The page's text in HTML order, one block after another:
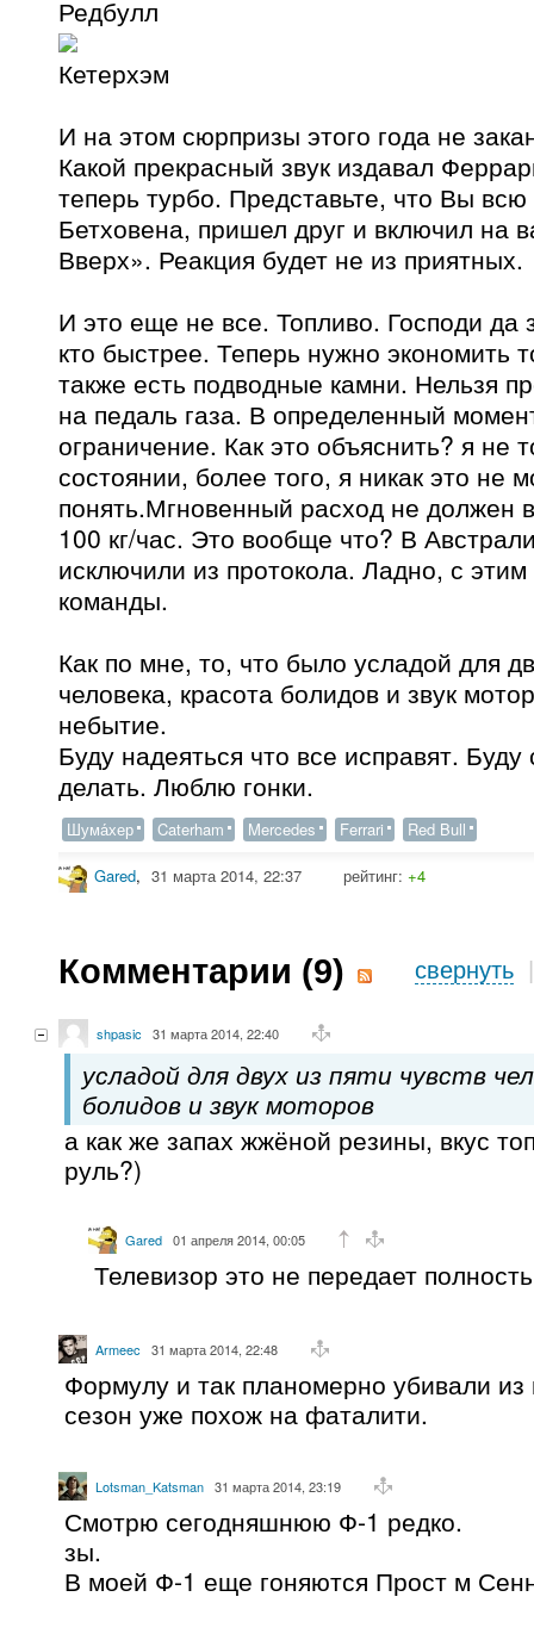
Редбулл
Кетерхэм
И на этом сюрпризы этого года не
Какой прекрасный звук издавал
теперь турбо. Представьте, что Вы
Бетховена, пришел друг и включил на
Вверх». Реакция будет не из приятных.
И это еще не все. Топливо. Господи да
кто быстрее. Теперь нужно экономить
также есть подводные камни. Нельзя
на педаль газа. В определенный
ограничение. Как это объяснить? я не
состоянии, более того, я никак это не
понять.Мгновенный расход не должен
100 кг/час. Это вообще что? В
исключили из протокола. Ладно, с
команды.
Как по мне, то, что было усладой для
человека, красота болидов и звук
небытие.
Буду надеяться что все исправят. Буду
делать. Люблю гонки.
Шума́хер Caterham Mercedes Ferrari Red Bull
Gared, 31 марта 2014, 22:37 рейтинг: +4
Комментарии (9) свернуть
shpasic 31 марта 2014, 22:40
усладой для двух из пяти чувств
болидов и звук моторов
а как же запах жжёной резины, вкус
руль?)
Gared 01 апреля 2014, 00:05
Телевизор это не передает
Armeec 31 марта 2014, 22:48
Формулу и так планомерно убивали из
сезон уже похож на фаталити.
Lotsman_Katsman 31 марта 2014, 23:19
Смотрю сегодняшнюю Ф-1 редко.
зы.
В моей Ф-1 еще гоняются Прост м